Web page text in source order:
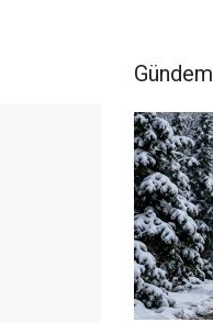
Gündem